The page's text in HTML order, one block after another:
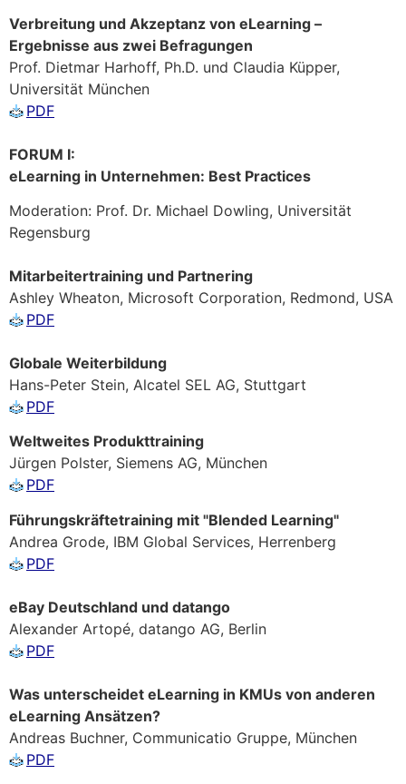
Verbreitung und Akzeptanz von eLearning –
Ergebnisse aus zwei Befragungen
Prof. Dietmar Harhoff, Ph.D. und Claudia Küpper,
Universität München
PDF
FORUM I:
eLearning in Unternehmen: Best Practices
Moderation: Prof. Dr. Michael Dowling, Universität
Regensburg
Mitarbeitertraining und Partnering
Ashley Wheaton, Microsoft Corporation, Redmond, USA
PDF
Globale Weiterbildung
Hans-Peter Stein, Alcatel SEL AG, Stuttgart
PDF
Weltweites Produkttraining
Jürgen Polster, Siemens AG, München
PDF
Führungskräftetraining mit "Blended Learning"
Andrea Grode, IBM Global Services, Herrenberg
PDF
eBay Deutschland und datango
Alexander Artopé, datango AG, Berlin
PDF
Was unterscheidet eLearning in KMUs von anderen
eLearning Ansätzen?
Andreas Buchner, Communicatio Gruppe, München
PDF